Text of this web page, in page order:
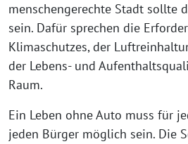
menschengerechte Stadt sollte
sein. Dafür sprechen die
Klimaschutzes, der
der Lebens- und
Raum.
Ein Leben ohne Auto muss für
jeden Bürger möglich sein. Die